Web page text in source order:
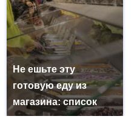
Не ешьте эту
готовую еду из
магазина: список